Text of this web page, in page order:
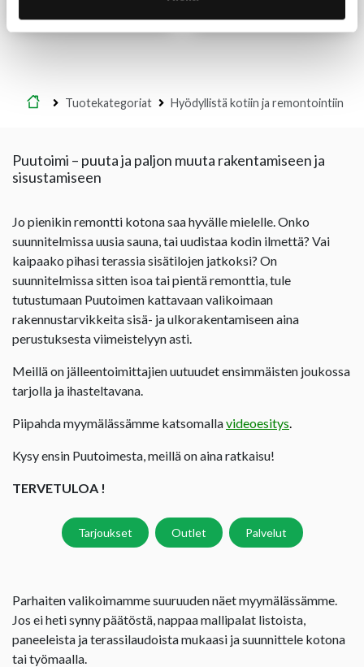
Etusivu
Tuotekategoriat Hyödyllistä kotiin ja remontointiin
Puutoimi – puuta ja paljon muuta rakentamiseen ja
sisustamiseen
Jo pienikin remontti kotona saa hyvälle mielelle. Onko
suunnitelmissa uusia sauna, tai uudistaa kodin ilmettä? Vai
kaipaako pihasi terassia sisätilojen jatkoksi? On
suunnitelmissa sitten isoa tai pientä remonttia, tule
tutustumaan Puutoimen kattavaan valikoimaan
rakennustarvikkeita sisä- ja ulkorakentamiseen aina
perustuksesta viimeistelyyn asti.
Meillä on jälleentoimittajien uutuudet ensimmäisten joukossa
tarjolla ja ihasteltavana.
Piipahda myymälässämme katsomallavideoesitys.
Kysy ensin Puutoimesta, meillä on aina ratkaisu!
TERVETULOA !
Tarjoukset Outlet Palvelut
Parhaiten valikoimamme suuruuden näet myymälässämme.
Jos ei heti synny päätöstä, nappaa mallipalat listoista,
paneeleista ja terassilaudoista mukaasi ja suunnittele kotona
tai työmaalla.